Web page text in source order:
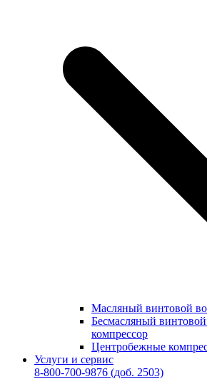
Масляный винтовой
Бесмасляный
компрессор
Центробежные
Услуги и сервис
8-800-700-9876 (доб. 2503)